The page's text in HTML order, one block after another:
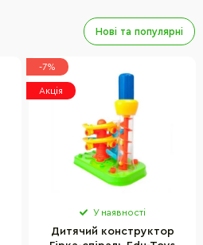
Нові та популярні
-7%
Акція
У наявності
Дитячий конструктор